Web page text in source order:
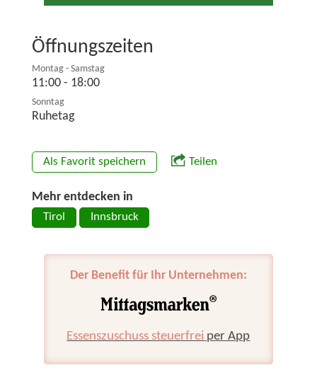
Öffnungszeiten
Montag - Samstag
11:00 - 18:00
Sonntag
Ruhetag
Als Favorit speichern Teilen
Mehr entdecken in
Tirol Innsbruck
Der Benefit für Ihr Unternehmen:
Essenszuschuss steuerfrei per App